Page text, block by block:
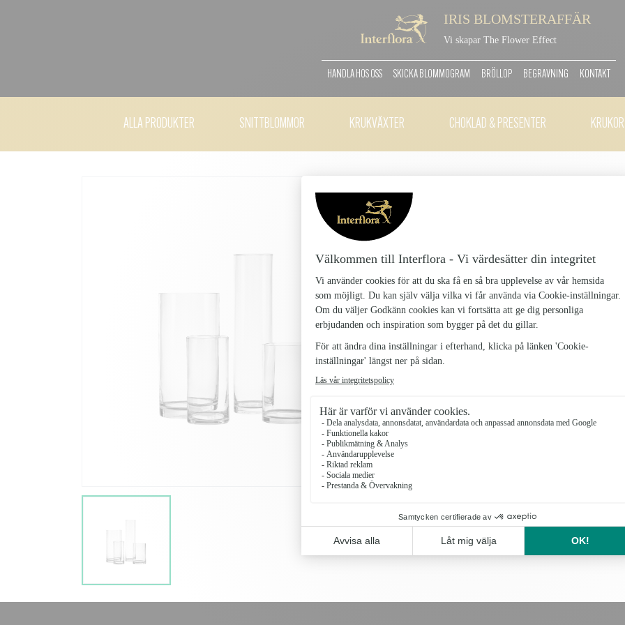
IRIS BLOMSTERAFFÄR
Vi skapar The Flower Effect
HANDLA HOS OSS SKICKA BLOMMOGRAM BRÖLLOP BEGRAVNING KONTAKT
ALLA PRODUKTER SNITTBLOMMOR KRUKVÄXTER CHOKLAD & PRESENTER
Glasvas som passar den mellanstora buketten
Antal